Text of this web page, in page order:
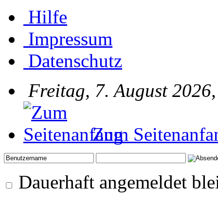
Hilfe
Impressum
Datenschutz
Freitag, 7. August
Zum
Dauerhaft angemeldet